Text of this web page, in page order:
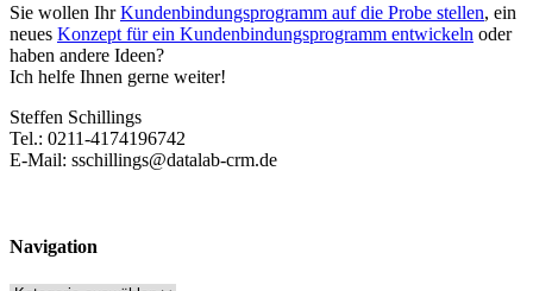
Sie wollen IhrKundenbindungsprogramm auf die Probe stellen, ein
neues Konzept für ein Kundenbindungsprogramm entwickeln oder
haben andere Ideen?
Ich helfe Ihnen gerne weiter!
Steffen Schillings
Tel.: 0211-4174196742
E-Mail: sschillings@datalab-crm.de
Navigation